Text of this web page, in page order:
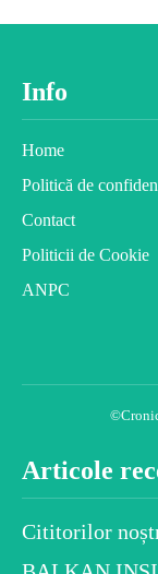
Info
Home
Politică de
Contact
Politicii de Cookie
ANPC
Articole
Cititorilor